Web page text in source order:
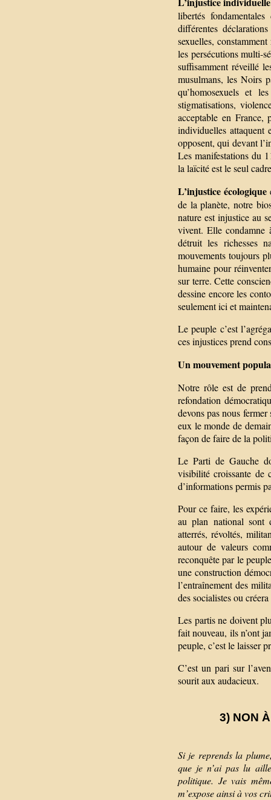
libertés
différentes
sexuelles,
les persécutions multi-
suffisamment réveillé
musulmans, les Noirs
qu’homosexuels et
stigmatisations,
acceptable en France,
individuelles attaquent
opposent, qui devant
Les manifestations du
la laïcité est le seul
L’injustice écologique
de la planète, notre
nature est injustice au
vivent. Elle condamne
détruit les richesses
mouvements toujours
humaine pour
sur terre. Cette
dessine encore les
seulement ici et
Le peuple c’est
ces injustices prend
Un mouvement
Notre rôle est de
refondation
devons pas nous
eux le monde de
façon de faire de la
Le Parti de Gauche
visibilité croissante de
d’informations permis
Pour ce faire, les
au plan national sont
atterrés, révoltés,
autour de valeurs
reconquête par le
une construction
l’entraînement des
des socialistes ou
Les partis ne doivent
fait nouveau, ils n’ont
peuple, c’est le laisser
C’est un pari sur
sourit aux audacieux.
3) NON
Si je reprends la
que je n’ai pas lu
politique. Je vais
m’expose ainsi à vos